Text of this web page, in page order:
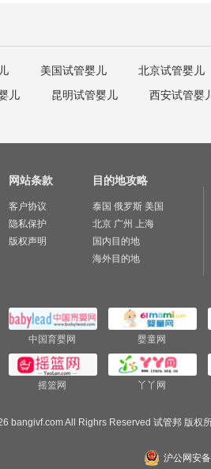
美国试管婴儿 北京试管婴儿
儿 昆明试管婴儿 西安试管婴
网站条款
客户协议
隐私保护
版权声明
目的地攻略
泰国 俄罗斯 美国
北京 广州 上海
国内目的地
海外目的地
中国育婴网 婴童网
摇篮网 丫丫网
bangivf.com All Righrs Reserved 试管邦 版权
沪公网安